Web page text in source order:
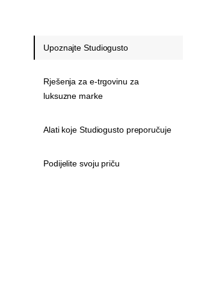
Upoznajte Studiogusto
Rješenja za e-trgovinu za
luksuzne marke
Alati koje Studiogusto preporučuje
Podijelite svoju priču